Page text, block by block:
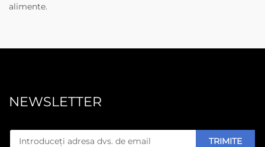
alimente.
NEWSLETTER
TRIMITE